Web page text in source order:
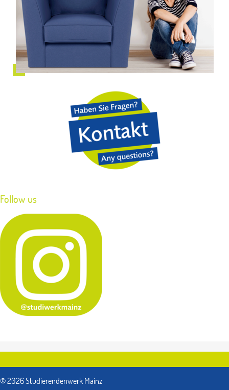
Follow us
© 2026 Studierendenwerk Mainz